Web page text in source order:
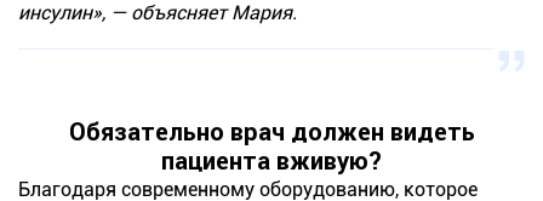
инсулин», — объясняет Мария.
Обязательно врач должен видеть
пациента вживую?
Благодаря современному оборудованию, которое